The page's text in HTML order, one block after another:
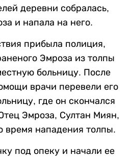
деревни собралась,
и напала на него.
прибыла полиция,
Эмроза из толпы
больницу. После
врачи перевели его
где он скончался
Эмроза, Султан Миян,
время нападения толпы.
под опеку и начали ее